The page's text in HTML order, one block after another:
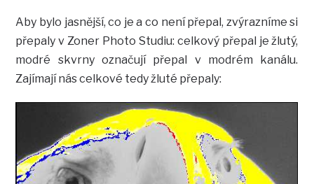
Aby bylo jasnější, co je a co není přepal, zvýrazníme si
přepaly v Zoner Photo Studiu: celkový přepal je žlutý,
modré skvrny označují přepal v modrém kanálu.
Zajímají nás celkové tedy žluté přepaly: